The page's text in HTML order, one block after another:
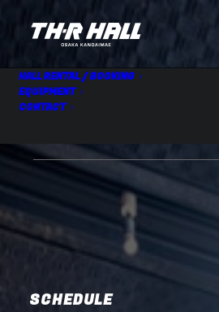
HALL RENTAL / BOOKING
EQUIPMENT
CONTACT
SCHEDULE